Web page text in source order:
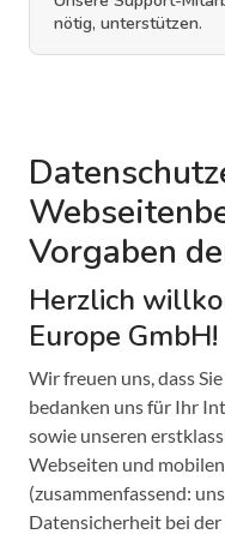
nötig, unterstützen.
Vorgaben
Herzlich
Europe GmbH!
Wir freuen uns, dass
bedanken uns für Ihr
sowie unseren
Webseiten und
(zusammenfassend:
Datensicherheit bei